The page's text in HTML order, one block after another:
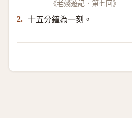
——
《老殘遊記．第七回》
2. 十五分鐘為一刻。